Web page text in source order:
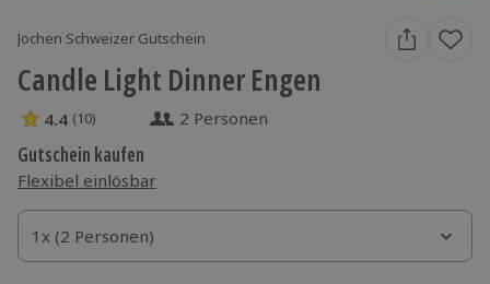
Jochen Schweizer Gutschein
Candle Light Dinner Engen
4.4 Sterne von 5 aus 10 Bewertungen
4.4 (10) 2 Personen
Gutschein kaufen
Flexibel einlösbar
1x (2 Personen)
1x (2 Personen)
1x (2 Personen)